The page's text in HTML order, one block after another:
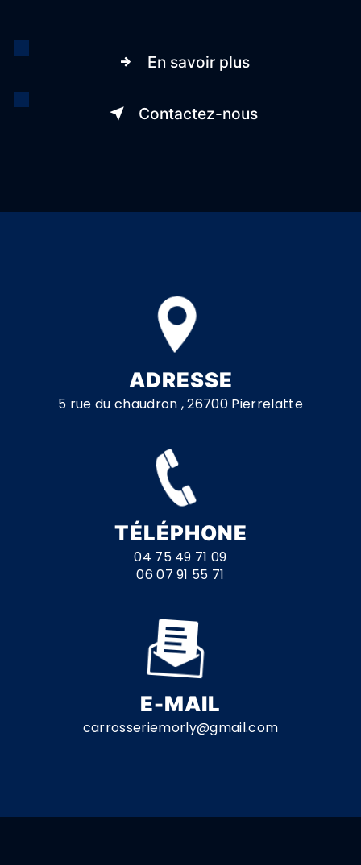
En savoir plus
Contactez-nous
ADRESSE
5 rue du chaudron , 26700 Pierrelatte
TÉLÉPHONE
04 75 49 71 09
06 07 91 55 71
E-MAIL
carrosseriemorly@gmail.com